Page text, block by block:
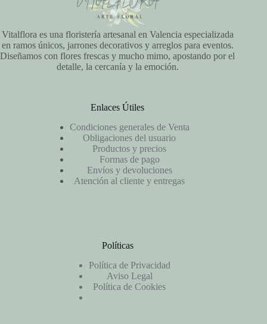
Vitalflora es una floristería artesanal en Valencia especializada
en ramos únicos, jarrones decorativos y arreglos para eventos.
Diseñamos con flores frescas y mucho mimo, apostando por el
detalle, la cercanía y la emoción.
Enlaces Útiles
Condiciones generales de Venta
Obligaciones del usuario
Productos y precios
Formas de pago
Envíos y devoluciones
Atención al cliente y entregas
Políticas
Política de Privacidad
Aviso Legal
Política de Cookies